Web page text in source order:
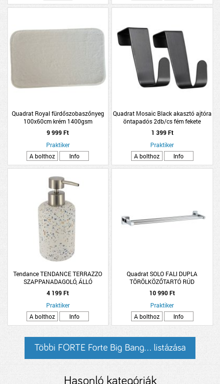
Quadrat Royal fürdőszobaszőnyeg
100x60cm krém 1400gsm
9 999 Ft
Praktiker
A bolthoz
Info
Quadrat Mosaic Black akasztó ajtóra
öntapadós 2db/cs fém fekete
1 399 Ft
Praktiker
A bolthoz
Info
Tendance TENDANCE TERRAZZO
SZAPPANADAGOLÓ, ÁLLÓ
4 199 Ft
Praktiker
A bolthoz
Info
Quadrat SOLO FALI DUPLA
TÖRÖLKÖZŐTARTÓ RÚD
KRÓMOZOTT FÉM
10 990 Ft
Praktiker
A bolthoz
Info
Többi FORTE Forte Big Bang... listázása
Hasonló kategóriák